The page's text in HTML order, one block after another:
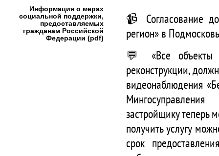
📹 Согласование
регион» в
💬 «Все объекты
реконструкции,
видеонаблюдения
застройщику теперь
получить услугу
срок
Информация о мерах
социальной поддержки,
предоставляемых
гражданам Российской
Федерации (pdf)